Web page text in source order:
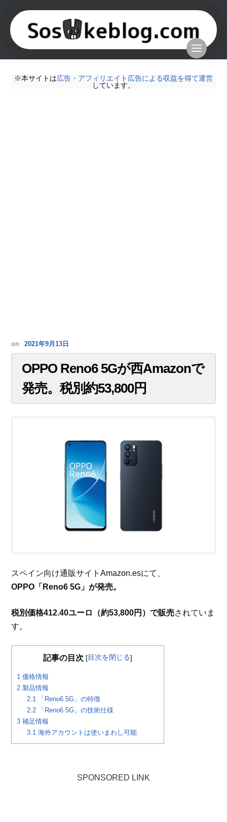
※本サイトは広告・アフィリエイト広告による収益を得て運営
しています。
on 2021年9月13日
OPPO Reno6 5Gが西Amazonで
発売。税別約53,800円
スペイン向け通販サイトAmazon.esにて、
OPPO「Reno6 5G」が発売。
税別価格412.40ユーロ（約53,800円）で販売されていま
す。
記事の目次 [目次を閉じる]
1 価格情報
2 製品情報
2.1 「Reno6 5G」の特徴
2.2 「Reno6 5G」の技術仕様
3 補足情報
3.1 海外アカウントは使いまわし可能
SPONSORED LINK